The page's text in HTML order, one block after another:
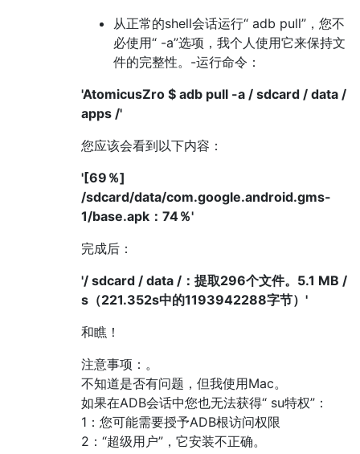
从正常的shell会话运行“ adb pull”，您不
必使用“ -a”选项，我个人使用它来保持文
件的完整性。-运行命令：
'AtomicusZro $ adb pull -a / sdcard / data /
apps /'
您应该会看到以下内容：
'[69％]
/sdcard/data/com.google.android.gms-
1/base.apk：74％'
完成后：
'/ sdcard / data /：提取296个文件。5.1 MB /
s（221.352s中的1193942288字节）'
和瞧！
注意事项：。
不知道是否有问题，但我使用Mac。
如果在ADB会话中您也无法获得“ su特权”：
1：您可能需要授予ADB根访问权限
2：“超级用户”，它安装不正确。